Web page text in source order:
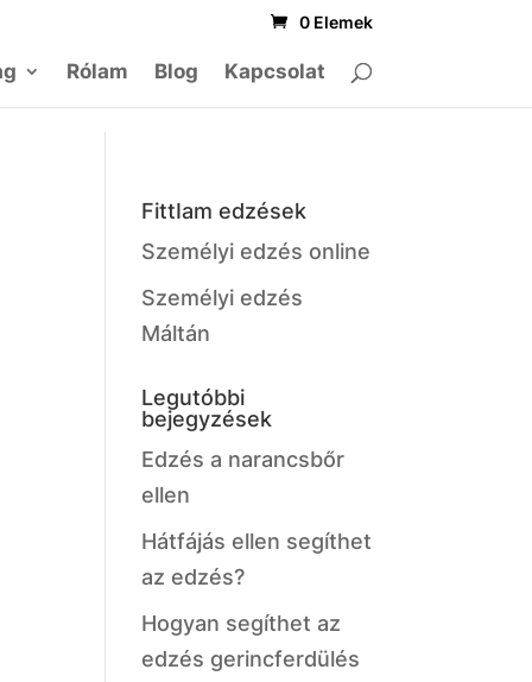
0 Elemek
Rólam Blog Kapcsolat
FittIam edzések
Személyi edzés online
Személyi edzés
Máltán
Legutóbbi
bejegyzések
Edzés a narancsbőr
ellen
Hátfájás ellen segíthet
az edzés?
Hogyan segíthet az
edzés gerincferdülés